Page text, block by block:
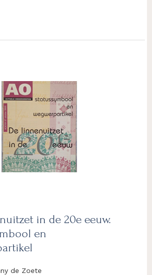
in de 20e eeuw.
en
de Zoete